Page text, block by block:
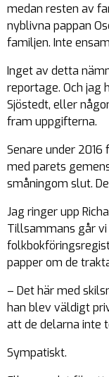
medan resten av
nyblivna pappan
familjen. Inte
Inget av detta
reportage. Och jag
Sjöstedt, eller
fram uppgifterna.
Senare under
med parets
småningom slut.
Jag ringer upp
Tillsammans går
papper om de
– Det här med
han blev väldigt
att de delarna inte
Sympatiskt.